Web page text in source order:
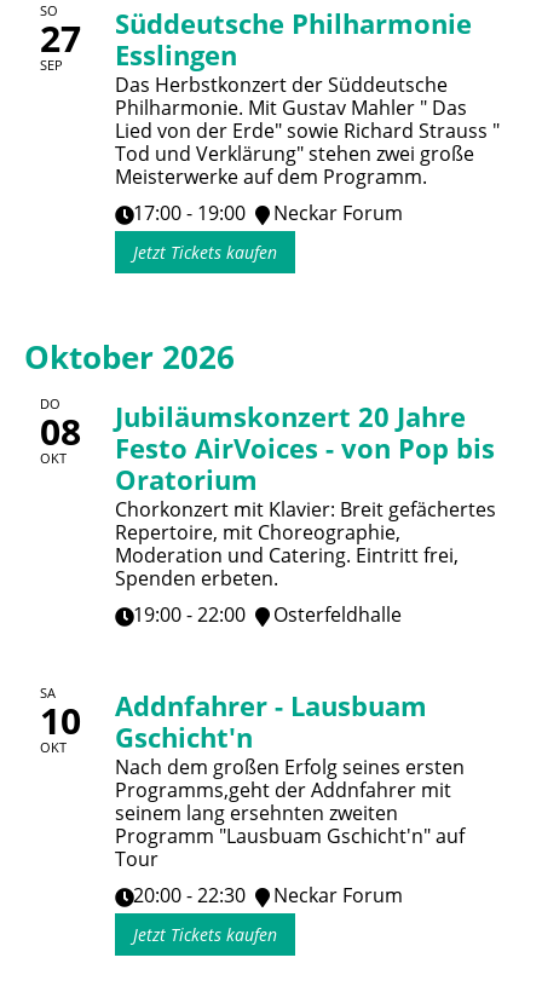
SO
27
SEP
Süddeutsche Philharmonie
Esslingen
Das Herbstkonzert der Süddeutsche
Philharmonie. Mit Gustav Mahler " Das
Lied von der Erde" sowie Richard Strauss "
Tod und Verklärung" stehen zwei große
Meisterwerke auf dem Programm.
17:00 - 19:00
Neckar Forum
Jetzt Tickets kaufen
Oktober 2026
DO
08
OKT
Jubiläumskonzert 20 Jahre
Festo AirVoices - von Pop bis
Oratorium
Chorkonzert mit Klavier: Breit gefächertes
Repertoire, mit Choreographie,
Moderation und Catering. Eintritt frei,
Spenden erbeten.
19:00 - 22:00
Osterfeldhalle
SA
10
OKT
Addnfahrer - Lausbuam
Gschicht'n
Nach dem großen Erfolg seines ersten
Programms,geht der Addnfahrer mit
seinem lang ersehnten zweiten
Programm "Lausbuam Gschicht'n" auf
Tour
20:00 - 22:30
Neckar Forum
Jetzt Tickets kaufen